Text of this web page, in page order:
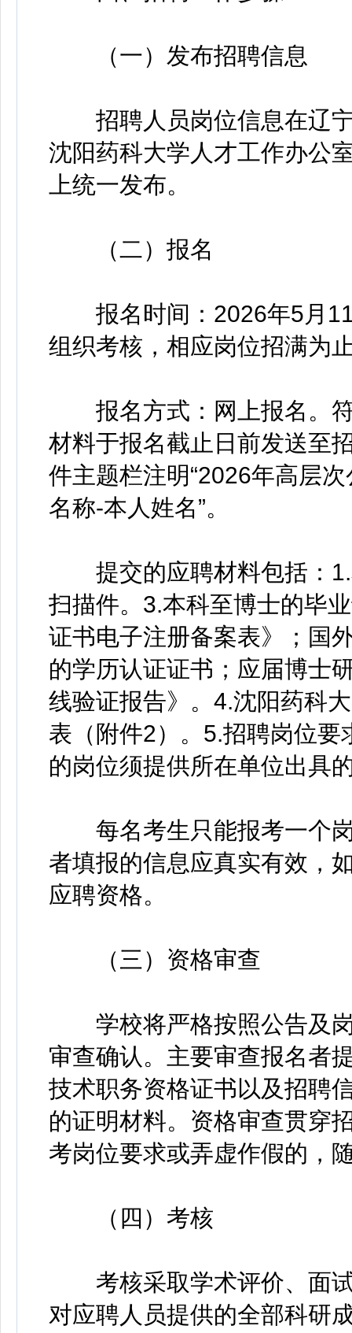
（一）发布招聘信息
招聘人员岗位信息在辽宁
沈阳药科大学人才工作办公
上统一发布。
（二）报名
报名时间：2026年5月11
组织考核，相应岗位招满为
报名方式：网上报名。符
材料于报名截止日前发送至
件主题栏注明“2026年高层
名称-本人姓名”。
提交的应聘材料包括：1.
扫描件。3.本科至博士的毕
证书电子注册备案表》；国
的学历认证证书；应届博士
线验证报告》。4.沈阳药科
表（附件2）。5.招聘岗位
的岗位须提供所在单位出具
每名考生只能报考一个岗
者填报的信息应真实有效，
应聘资格。
（三）资格审查
学校将严格按照公告及岗
审查确认。主要审查报名者
技术职务资格证书以及招聘
的证明材料。资格审查贯穿
考岗位要求或弄虚作假的，
（四）考核
考核采取学术评价、面试
对应聘人员提供的全部科研